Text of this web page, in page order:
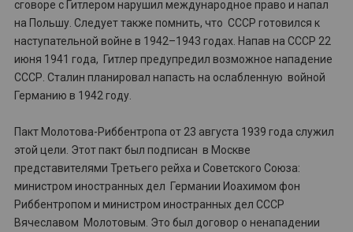
сговоре с Гитлером нарушил международное право и напал
на Польшу. Следует также помнить, что СССР готовился к
наступательной войне в 1942–1943 годах. Напав на СССР 22
июня 1941 года, Гитлер предупредил возможное нападение
СССР. Сталин планировал напасть на ослабленную войной
Германию в 1942 году.
Пакт Молотова-Риббентропа от 23 августа 1939 года служил
этой цели. Этот пакт был подписан в Москве
представителями Третьего рейха и Советского Союза:
министром иностранных дел Германии Иоахимом фон
Риббентропом и министром иностранных дел СССР
Вячеславом Молотовым. Это был договор о ненападении